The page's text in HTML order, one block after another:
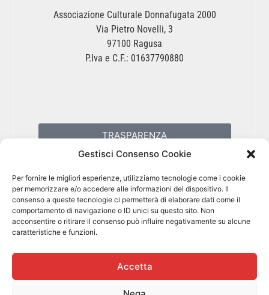
Gestisci Consenso Cookie
Per fornire le migliori esperienze, utilizziamo tecnologie come i cookie
per memorizzare e/o accedere alle informazioni del dispositivo. Il
consenso a queste tecnologie ci permetterà di elaborare dati come il
comportamento di navigazione o ID unici su questo sito. Non
acconsentire o ritirare il consenso può influire negativamente su alcune
caratteristiche e funzioni.
Accetta
Associazione Culturale Donnafugata 2000
Via Pietro Novelli, 3
97100 Ragusa
P.Iva e C.F.: 01637790880
TRASPARENZA
COOKIES POLICY